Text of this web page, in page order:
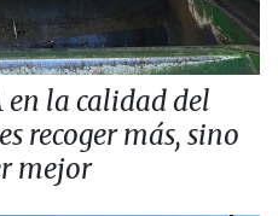
en la calidad del
recoger más, sino
mejor